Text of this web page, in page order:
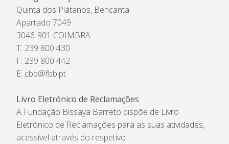
Quinta dos Plátanos, Bencanta
Apartado 7049
3046-901 COIMBRA
T: 239 800 430
F: 239 800 442
E: cbb@fbb.pt
Livro Eletrónico de Reclamações
A Fundação Bissaya Barreto dispõe de Livro
Eletrónico de Reclamações para as suas atividades,
acessível através do respetivo